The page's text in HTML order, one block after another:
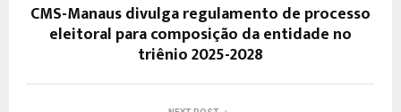
CMS-Manaus divulga regulamento de processo
eleitoral para composição da entidade no
triênio 2025-2028